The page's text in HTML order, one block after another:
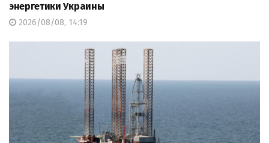
энергетики Украины
2026/08/08, 14:19